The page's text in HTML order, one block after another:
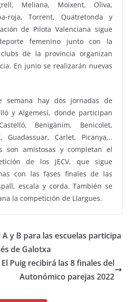
Meliana, Moixent, Oliva,
roja, Torrent, Quatretonda y
de Pilota Valenciana sigue
femenino junto con la
de la provincia organizan
En junio se realizarán nuevas
semana hay dos jornadas de
y Algemesí, donde participan
Benigànim, Benicolet,
Guadassuar, Carlet, Picanya,..
son amistosas y completan el
de los JECV, que sigue
con las fases finales de las
escala y corda. También se
la competición de Llargues.
y B para las escuelas participa
de Galotxa
Puig recibirá las 8 finales del
Autonómico parejas 2022